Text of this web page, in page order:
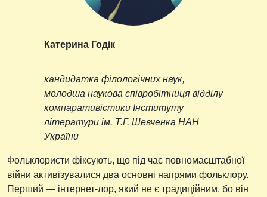
Катерина Годік
кандидатка філологічних наук,
молодша наукова співробітниця відділу
компаративістики Інституту
літератури ім. Т.Г. Шевченка НАН
України
Фольклористи фіксують, що під час повномасштабної
війни активізувалися два основні напрями фольклору.
Перший — інтернет-лор, який не є традиційним, бо він